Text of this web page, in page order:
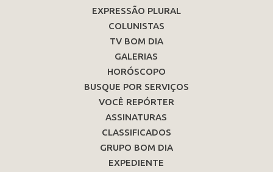
EXPRESSÃO PLURAL
COLUNISTAS
TV BOM DIA
GALERIAS
HORÓSCOPO
BUSQUE POR SERVIÇOS
VOCÊ REPÓRTER
ASSINATURAS
CLASSIFICADOS
GRUPO BOM DIA
EXPEDIENTE